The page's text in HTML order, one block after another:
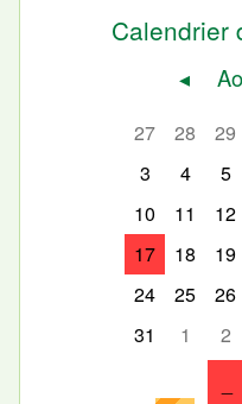
Calendrier
◂
27 28 29
3
4 5
10
11 12
17
18 19
24
25 26
31
1 2